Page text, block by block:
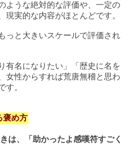
ような絶対的な評価や、一定の
現実的な内容がほとんどです。
っと大きいスケールで評価され
有名になりたい」「歴史に名を
女性からすれば荒唐無稽と思わ
す。
褒め方
は、「助かったよ感嘆符すごく